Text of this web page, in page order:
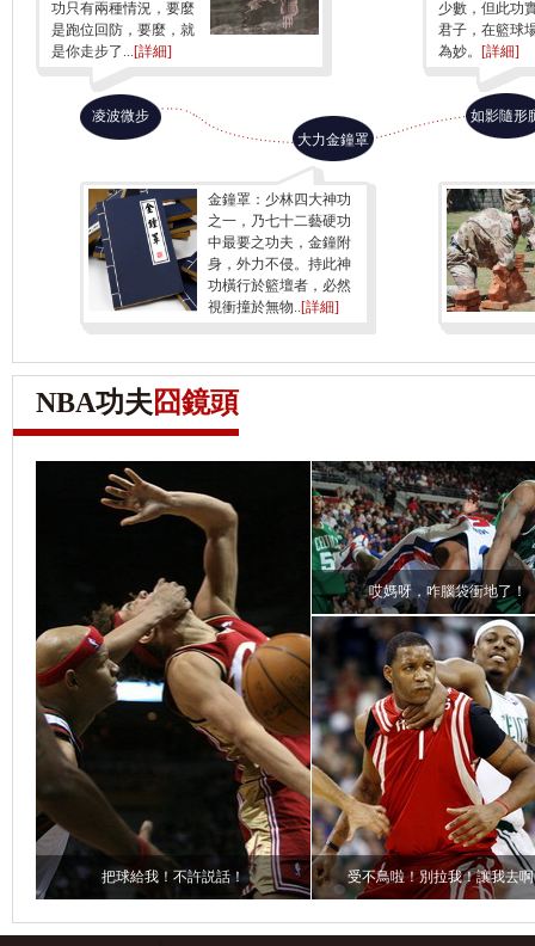
功只有兩種情況，要麼
是跑位回防，要麼，就
是你走步了...[詳細]
少數，但此功
君子，在籃球
為妙。 [詳細]
凌波微步
大力金鐘罩
如影隨形
金鐘罩： 少林四大神功
之一，乃七十二藝硬功
中最要之功夫，金鐘附
身，外力不侵。持此神
功橫行於籃壇者，必然
視衝撞於無物..[詳細]
NBA功夫囧鏡頭
把球給我！不許説話！
哎媽呀，咋腦袋衝地了！
受不鳥啦！別拉我！讓我去